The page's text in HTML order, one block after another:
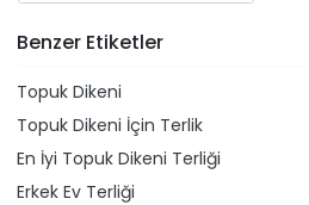
Benzer Etiketler
Topuk Dikeni
Topuk Dikeni İçin Terlik
En İyi Topuk Dikeni Terliği
Erkek Ev Terliği